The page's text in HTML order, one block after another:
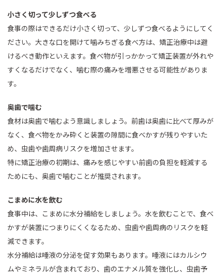
小さく切って少しずつ食べる
食事の際はできるだけ小さく切って、少しずつ食べるようにしてく
ださい。大きな口を開けて噛みちぎる食べ方は、矯正治療中は避
けるべき動作といえます。食べ物が引っかかって矯正装置が外れや
すくなるだけでなく、噛む際の痛みを増悪させる可能性がありま
す。
奥歯で噛む
食材は奥歯で噛むよう意識しましょう。前歯は奥歯に比べて厚みが
なく、食べ物をかみ砕くと装置の隙間に食べかすが残りやすいた
め、虫歯や歯周病リスクを増加させます。
特に矯正治療の初期は、痛みを感じやすい前歯の負担を軽減する
ためにも、奥歯で噛むことが推奨されます。
こまめに水を飲む
食事中は、こまめに水分補給をしましょう。水を飲むことで、食べ
かすが装置につまりにくくなるため、虫歯や歯周病のリスクを軽
減できます。
水分補給は唾液の分泌を促す効果もあります。唾液にはカルシウ
ムやミネラルが含まれており、歯のエナメル質を強化し、虫歯予